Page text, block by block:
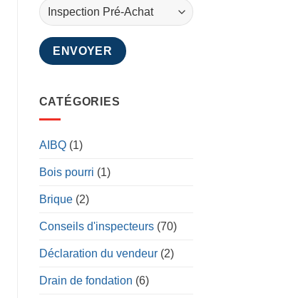
CATÉGORIES
AIBQ(1)
Bois pourri (1)
Brique(2)
Conseils d'inspecteurs(70)
Déclaration du vendeur(2)
Drain de fondation (6)